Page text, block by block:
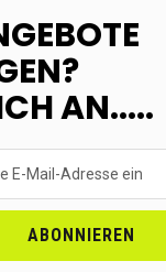
AN.....
ABONNIEREN